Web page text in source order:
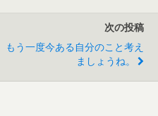
次の投稿
もう一度今ある自分のこと考え
ましょうね。